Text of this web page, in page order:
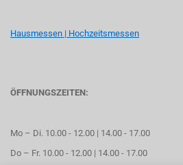
Hausmessen | Hochzeitsmessen
ÖFFNUNGSZEITEN:
Mo – Di. 10.00 - 12.00 | 14.00 - 17.00
Do – Fr. 10.00 - 12.00 | 14.00 - 17.00